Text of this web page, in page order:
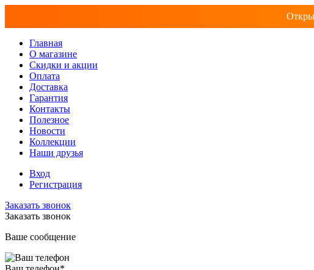
Главная
О магазине
Скидки и акции
Оплата
Доставка
Гарантия
Контакты
Полезное
Новости
Коллекции
Наши друзья
Вход
Регистрация
Заказать звонок
Заказать звонок
Ваше сообщение